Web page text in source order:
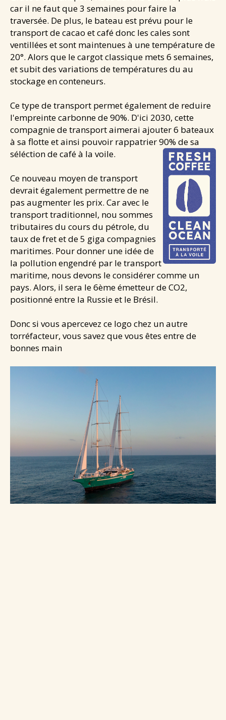
Santé & douceurs
Les cafés de Jean
Les tablettes de Jean
NEWS
CONTACT
car il ne faut que 3 semaines pour faire la
traversée. De plus, le bateau est prévu pour le
transport de cacao et café donc les cales sont
ventillées et sont maintenues à une température de
20°. Alors que le cargot classique mets 6 semaines,
et subit des variations de températures du au
stockage en conteneurs.
Ce type de transport permet également de reduire
l'empreinte carbonne de 90%. D'ici 2030, cette
compagnie de transport aimerai ajouter 6 bateaux
à sa flotte et ainsi pouvoir rappatrier 90% de sa
séléction de café à la voile.
Ce nouveau moyen de transport
devrait également permettre de ne
pas augmenter les prix. Car avec le
transport traditionnel, nou sommes
tributaires du cours du pétrole, du
taux de fret et de 5 giga compagnies
maritimes. Pour donner une idée de
la pollution engendré par le transport
maritime, nous devons le considérer comme un
pays. Alors, il sera le 6ème émetteur de CO2,
positionné entre la Russie et le Brésil.
Donc si vous apercevez ce logo chez un autre
torréfacteur, vous savez que vous êtes entre de
bonnes main